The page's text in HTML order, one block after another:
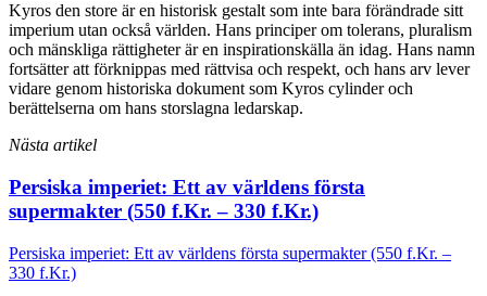
Kyros den store är en historisk gestalt som inte bara förändrade sitt
imperium utan också världen. Hans principer om tolerans, pluralism
och mänskliga rättigheter är en inspirationskälla än idag. Hans namn
fortsätter att förknippas med rättvisa och respekt, och hans arv lever
vidare genom historiska dokument som Kyros cylinder och
berättelserna om hans storslagna ledarskap.
Nästa artikel
Persiska imperiet: Ett av världens första
supermakter (550 f.Kr. – 330 f.Kr.)
Persiska imperiet: Ett av världens första supermakter (550 f.Kr. –
330 f.Kr.)